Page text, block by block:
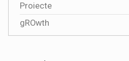
Proiecte
gROwth